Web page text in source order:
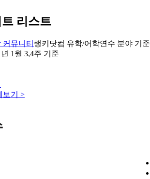
리스트
뮤니티 랭키닷컴 유학/어학연수 분야 기준
1월 3,4주 기준
보기 >